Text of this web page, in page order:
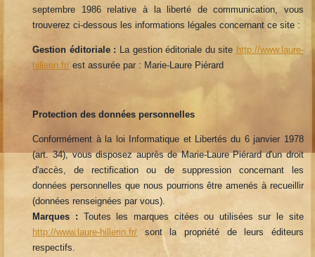
septembre 1986 relative à la liberté de communication, vous
trouverez ci-dessous les informations légales concernant ce site :
Gestion éditoriale : La gestion éditoriale du site http://www.laure-
hillerin.fr/ est assurée par : Marie-Laure Piérard
Protection des données personnelles
Conformément à la loi Informatique et Libertés du 6 janvier 1978
(art. 34), vous disposez auprès de Marie-Laure Piérard d'un droit
d'accès, de rectification ou de suppression concernant les
données personnelles que nous pourrions être amenés à recueillir
(données renseignées par vous).
Marques : Toutes les marques citées ou utilisées sur le site
http://www.laure-hillerin.fr/ sont la propriété de leurs éditeurs
respectifs.